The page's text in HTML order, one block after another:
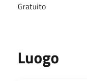
Gratuito
Luogo